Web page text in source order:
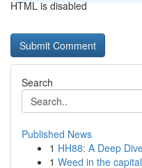
HTML is disabled
Search
Published News
1 HH88: A Deep
1 Weed in the